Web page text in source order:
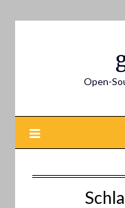
Open-